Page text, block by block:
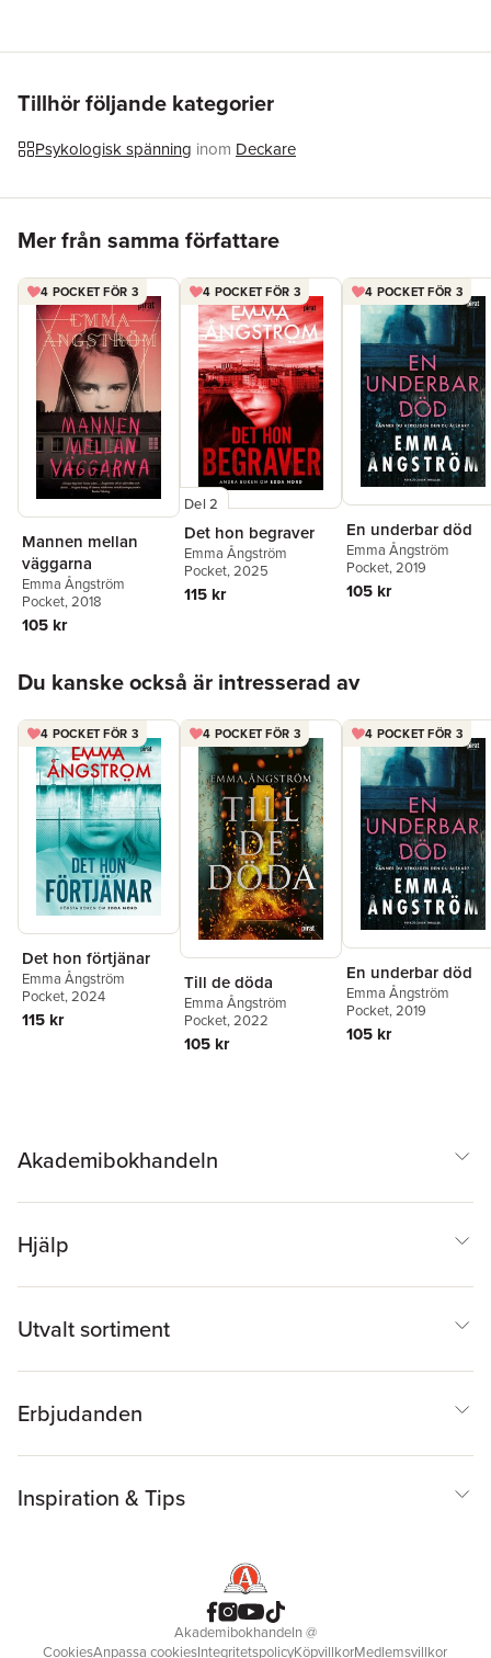
det komplexa nät av relationer som spinner sig runt dem man
kvinnojouren, en spänningsserie om modet att stå upp för sig
själv och andra, även när oddsen är emot en.
Emma Ångström
har tidigare skrivit sju psykologiska
spänningsromaner. Hon är arbetar, liksom huvudkaraktären
ISBN
9789164209856
Tillhör följande kategorier
Psykologisk spänning inom Deckare
Mer från samma författare
4 POCKET FÖR 3
Mannen mellan
väggarna
Emma Ångström
Pocket, 2018
105 kr
4 POCKET FÖR 3
Del 2
Det hon begraver
Emma Ångström
Pocket, 2025
115 kr
4 POCKET FÖR 3
En underbar död
Emma Ångström
Pocket, 2019
105 kr
Du kanske också är intresserad av
4 POCKET FÖR 3
Det hon förtjänar
Emma Ångström
Pocket, 2024
115 kr
4 POCKET FÖR 3
Till de döda
Emma Ångström
Pocket, 2022
105 kr
4 POCKET FÖR 3
En underbar död
Emma Ångström
Pocket, 2019
105 kr
Akademibokhandeln
Hjälp
Utvalt sortiment
Erbjudanden
Inspiration & Tips
Akademibokhandeln@
CookiesAnpassa cookiesIntegritetspolicyKöpvillkorMedlemsvillkor